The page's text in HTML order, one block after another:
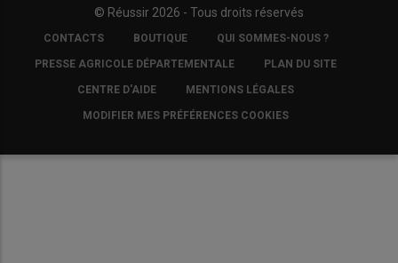
© Réussir 2026 - Tous droits réservés
FOOTER
COPYRIGHT
CONTACTS BOUTIQUE QUI SOMMES-NOUS ?
PRESSE AGRICOLE DÉPARTEMENTALE PLAN DU SITE
CENTRE D'AIDE MENTIONS LÉGALES
MODIFIER MES PRÉFÉRENCES COOKIES